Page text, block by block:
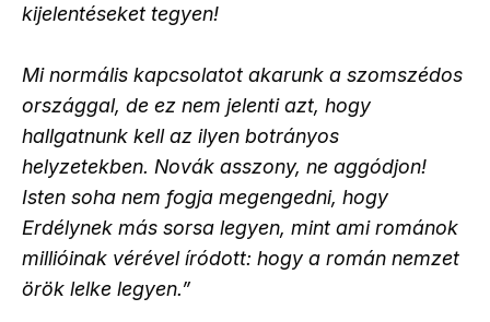
kijelentéseket tegyen!
Mi normális kapcsolatot akarunk a szomszédos
országgal, de ez nem jelenti azt, hogy
hallgatnunk kell az ilyen botrányos
helyzetekben. Novák asszony, ne aggódjon!
Isten soha nem fogja megengedni, hogy
Erdélynek más sorsa legyen, mint ami románok
millióinak vérével íródott: hogy a román nemzet
örök lelke legyen.”